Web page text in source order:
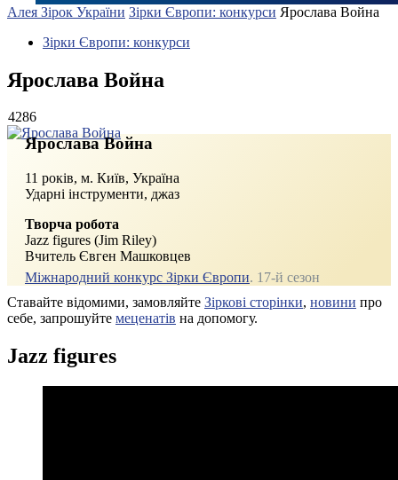
Алея Зірок України Зірки Європи: конкурси Ярослава Война
Зірки Європи: конкурси
Ярослава Война
4286
Ярослава Война
11 років, м. Київ, Україна
Ударні інструменти, джаз
Творча робота
Jazz figures (Jim Riley)
Вчитель Євген Машковцев
Міжнародний конкурс Зірки Європи. 17‑й сезон
Ставайте відомими, замовляйте Зіркові сторінки, новини про
себе, запрошуйте меценатів на допомогу.
Jazz figures